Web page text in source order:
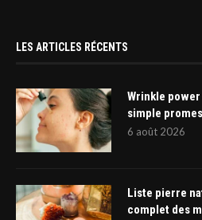
LES ARTICLES RÉCENTS
Wrinkle
simple
6 août 2026
Liste pierre
complet des